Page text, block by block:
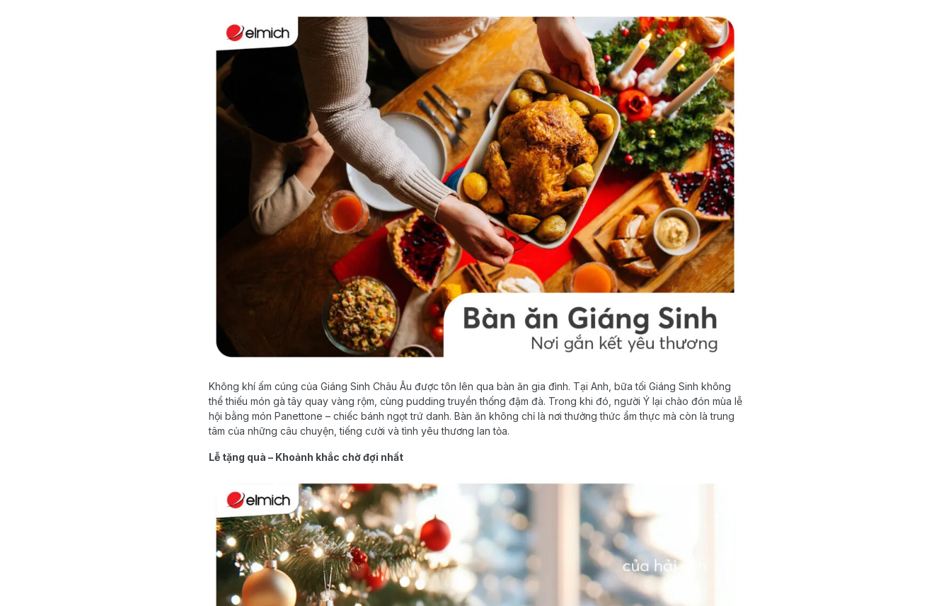
Không khí ấm cúng của Giáng Sinh Châu Âu được tôn lên qua bàn ăn gia đình. Tại Anh, bữa tối Giáng Sinh không
thể thiếu món gà tây quay vàng rộm, cùng pudding truyền thống đậm đà. Trong khi đó, người Ý lại chào đón mùa lễ
hội bằng món Panettone – chiếc bánh ngọt trứ danh. Bàn ăn không chỉ là nơi thưởng thức ẩm thực mà còn là trung
tâm của những câu chuyện, tiếng cười và tình yêu thương lan tỏa.
Lễ tặng quà – Khoảnh khắc chờ đợi nhất